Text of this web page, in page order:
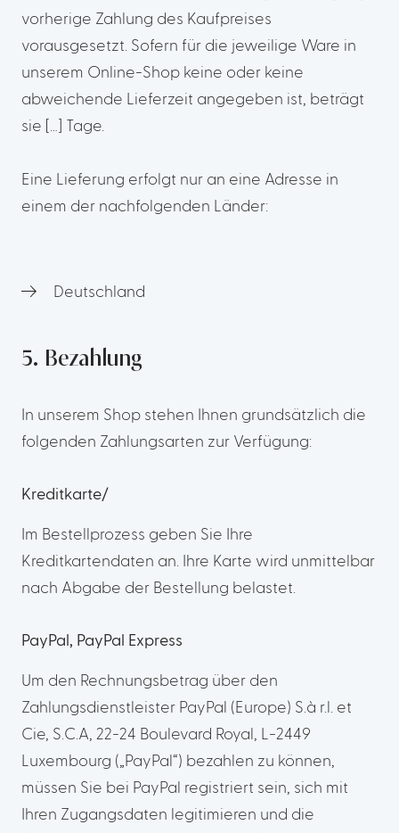
vorherige Zahlung des Kaufpreises
vorausgesetzt. Sofern für die jeweilige Ware in
unserem Online-Shop keine oder keine
abweichende Lieferzeit angegeben ist, beträgt
sie […] Tage.
Eine Lieferung erfolgt nur an eine Adresse in
einem der nachfolgenden Länder:
Deutschland
5. Bezahlung
In unserem Shop stehen Ihnen grundsätzlich die
folgenden Zahlungsarten zur Verfügung:
Kreditkarte/
Im Bestellprozess geben Sie Ihre
Kreditkartendaten an. Ihre Karte wird unmittelbar
nach Abgabe der Bestellung belastet.
PayPal, PayPal Express
Um den Rechnungsbetrag über den
Zahlungsdienstleister PayPal (Europe) S.à r.l. et
Cie, S.C.A, 22-24 Boulevard Royal, L-2449
Luxembourg („PayPal“) bezahlen zu können,
müssen Sie bei PayPal registriert sein, sich mit
Ihren Zugangsdaten legitimieren und die